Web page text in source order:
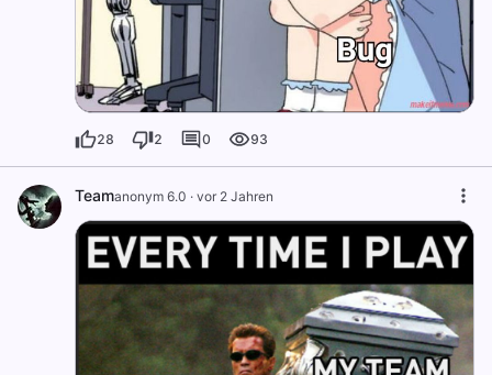
28 2 0 93
Teamanonym 6.0 · vor 2 Jahren